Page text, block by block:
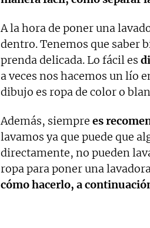
A la hora de poner una
dentro. Tenemos que saber
prenda delicada. Lo fácil es
a veces nos hacemos un lío
dibujo es ropa de color o
Además, siempre es
lavamos ya que puede que
directamente, no pueden
ropa para poner una
cómo hacerlo, a